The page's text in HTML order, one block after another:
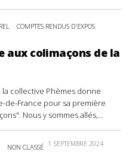
COMPTES RENDUS D'EXPOS
aux colimaçons de la
collective Phèmes donne
de-France pour sa première
Nous y sommes allés,...
NON CLASSÉ 1 SEPTEMBRE 2024